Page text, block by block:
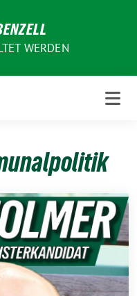
WERDEN